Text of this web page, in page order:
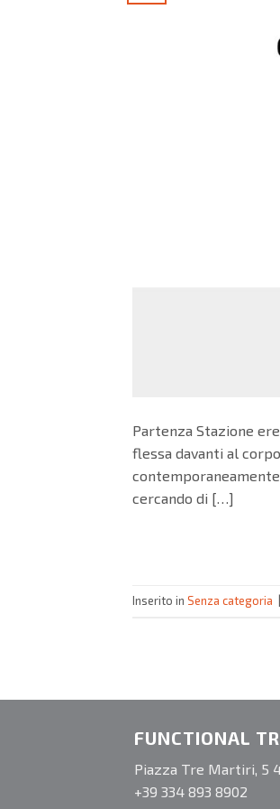
Partenza Stazione
flessa davanti al
cercando di […]
Inserito in Senza categoria
FUNCTIONAL
Piazza Tre Martiri, 5
+39 334 893 8902